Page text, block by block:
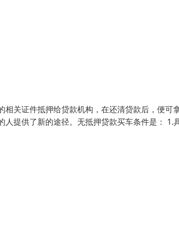
关证件抵押给贷款机构，在还清贷款后，便可
提供了新的途径。无抵押贷款买车条件是： 1.